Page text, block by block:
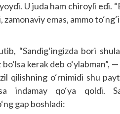
U juda ham chiroyli edi.
zamonaviy emas, ammo
“Sandig‘ingizda bori
kerak deb o‘ylabman”,
qilishning o‘rnimidi shu
indamay qo‘ya qoldi.
gap boshladi: